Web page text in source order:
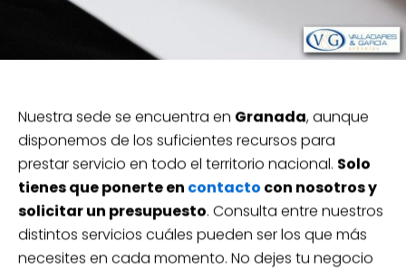
Nuestra sede se encuentra en Granada, aunque
disponemos de los suficientes recursos para
prestar servicio en todo el territorio nacional. Solo
tienes que ponerte en contacto con nosotros y
solicitar un presupuesto. Consulta entre nuestros
distintos servicios cuáles pueden ser los que más
necesites en cada momento. No dejes tu negocio